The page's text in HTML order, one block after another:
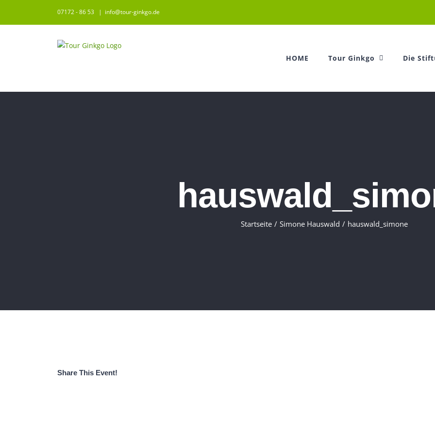
07172 - 86 53 | info@tour-ginkgo.de
HOME Tour Ginkgo Die
Startseite / Simone Hauswald / hauswald_simone
Share This Event!